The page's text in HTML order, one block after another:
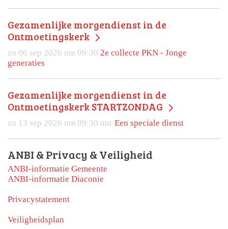
Gezamenlijke morgendienst in de
Ontmoetingskerk
zo 06 sep 2026 om 09:30 2e collecte PKN - Jonge
generaties
Gezamenlijke morgendienst in de
Ontmoetingskerk STARTZONDAG
zo 13 sep 2026 om 09:30 uur Een speciale dienst
ANBI & Privacy & Veiligheid
ANBI-informatie Gemeente
ANBI-informatie Diaconie
Privacystatement
Veiligheidsplan